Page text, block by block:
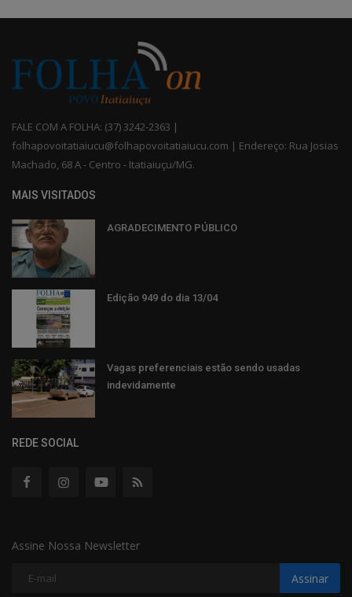
FALE COM A FOLHA: (37) 3242-2363 |
folhapovoitatiaiucu@folhapovoitatiaiucu.com | Endereço: Rua Josias
Machado, 68 A - Centro - Itatiaiuçu/MG.
MAIS VISITADOS
AGRADECIMENTO PÚBLICO
Edição 949 do dia 13/04
Vagas preferenciais estão sendo usadas
indevidamente
REDE SOCIAL
Assine Nossa Newsletter
Assinar